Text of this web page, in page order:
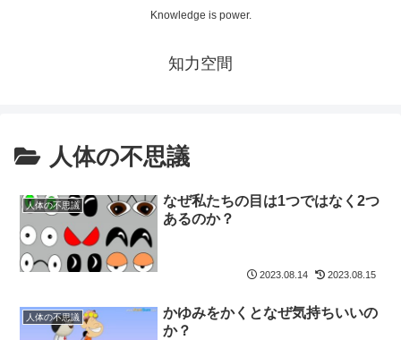
Knowledge is power.
知力空間
人体の不思議
人体の不思議
なぜ私たちの目は1つではなく2つ
あるのか？
2023.08.14 2023.08.15
人体の不思議
かゆみをかくとなぜ気持ちいいの
か？